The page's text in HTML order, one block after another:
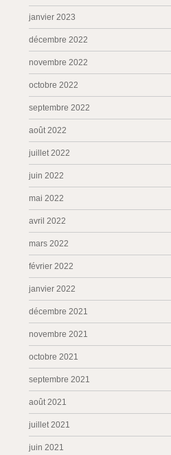
janvier 2023
décembre 2022
novembre 2022
octobre 2022
septembre 2022
août 2022
juillet 2022
juin 2022
mai 2022
avril 2022
mars 2022
février 2022
janvier 2022
décembre 2021
novembre 2021
octobre 2021
septembre 2021
août 2021
juillet 2021
juin 2021